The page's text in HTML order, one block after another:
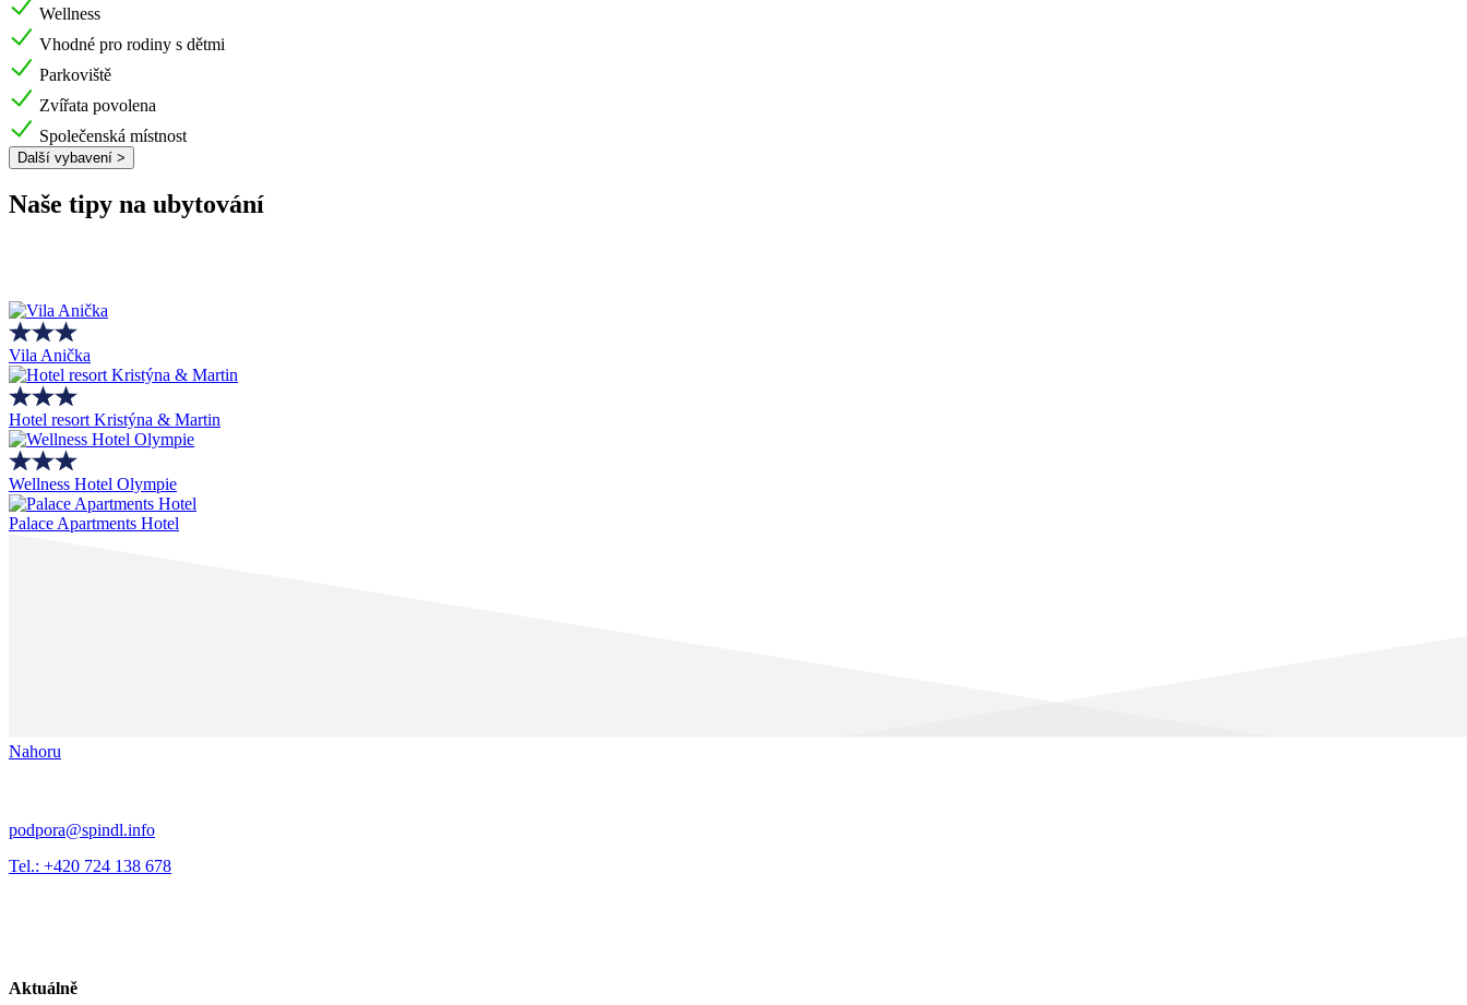
Wellness
Vhodné pro rodiny s dětmi
Parkoviště
Zvířata povolena
Společenská místnost
Další vybavení >
Naše tipy na ubytování
Vila Anička
Hotel resort Kristýna & Martin
Wellness Hotel Olympie
Palace Apartments Hotel
Nahoru
podpora@spindl.info
Tel.: +420 724 138 678
Aktuálně